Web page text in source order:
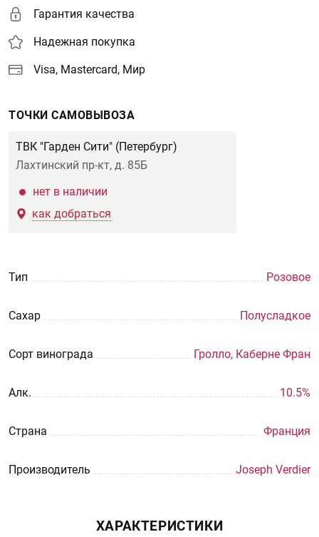
Гарантия качества
Надежная покупка
Visa, Mastercard, Мир
ТОЧКИ САМОВЫВОЗА
ТВК "Гарден Сити" (Петербург)
Лахтинский пр-кт, д. 85Б
нет в наличии
как добраться
Тип Розовое
Сахар Полусладкое
Сорт винограда Гролло, Каберне Фран
Aлк. 10.5%
Страна Франция
Производитель Joseph Verdier
ХАРАКТЕРИСТИКИ